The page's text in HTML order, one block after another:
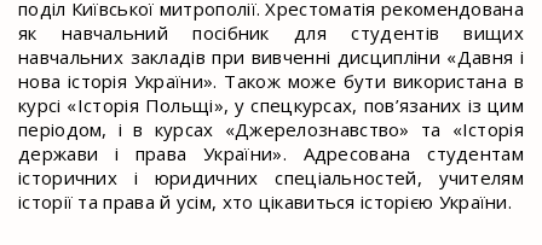
поділ Київської митрополії. Хрестоматія рекомендована
як навчальний посібник для студентів вищих
навчальних закладів при вивченні дисципліни «Давня і
нова історія України». Також може бути використана в
курсі «Історія Польщі», у спецкурсах, пов’язаних із цим
періодом, і в курсах «Джерелознавство» та «Історія
держави і права України». Адресована студентам
історичних і юридичних спеціаль­ностей, учителям
історії та права й усім, хто цікавиться історією України.